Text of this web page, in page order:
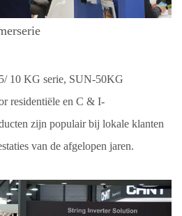
10 KG serie, SUN-50KG
residentiële en C & I-
zijn populair bij lokale klanten
van de afgelopen jaren.